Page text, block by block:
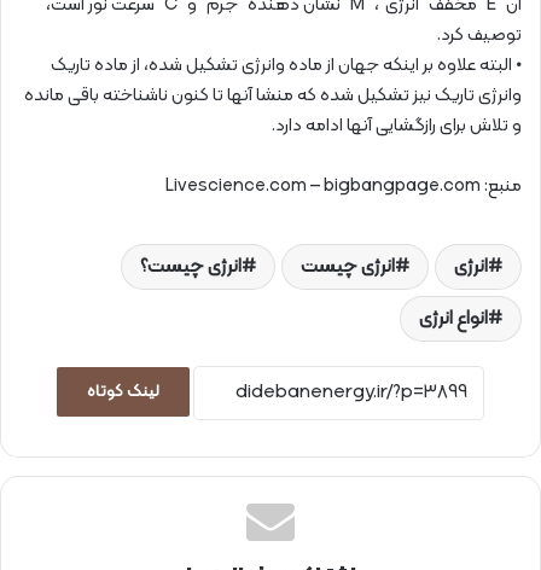
توصیف کرد.
• البته علاوه بر اینکه جهان از ماده وانرژی تشکیل شده، از ماده تاریک
وانرژی تاریک نیز تشکیل شده که منشا آنها تا کنون ناشناخته باقی مانده
و تلاش برای رازگشایی آنها ادامه دارد.
منبع: Livescience.com – bigbangpage.com
انرژی انرژی چیست
انرژی چیست؟
انواع انرژی
لینک کوتاه